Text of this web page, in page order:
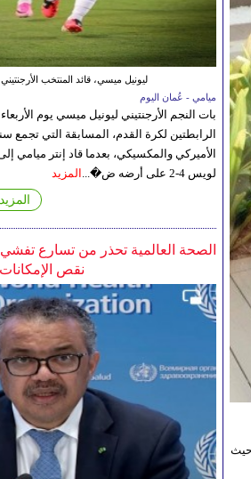
ليونيل ميسي، قائد المنتخب
ميامي - عُمان اليوم
بات النجم الأرجنتيني ليونيل ميسي يوم
الرابطتين لكرة القدم، المسابقة التي تجمع
الأميركي والمكسيكي، بعدما قاد إنتر ميامي
لويس 4-2 على أرضه ض�...
المزيد
الصحة العالمية تحذر من تسارع
نقص الإمكانات
حيث